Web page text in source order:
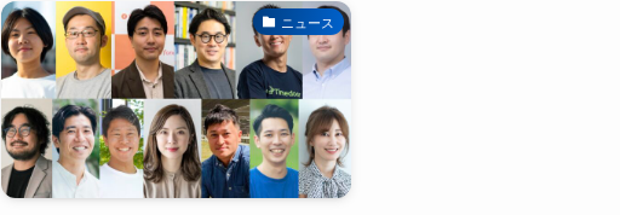
ニュース